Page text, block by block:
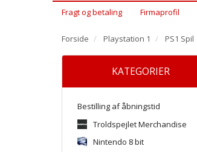
Fragt og betaling Firmaprofil
Forside Playstation 1 PS1 Spil
KATEGORIER
Bestilling af åbningstid
Troldspejlet Merchandise
Nintendo 8 bit